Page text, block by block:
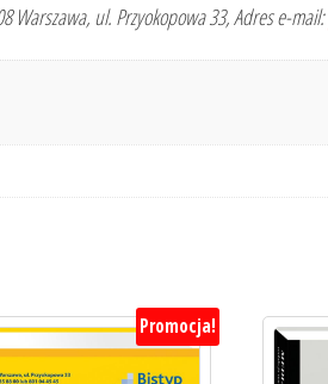
Warszawa, ul. Przyokopowa 33, Adres e-mail:
Promocja!